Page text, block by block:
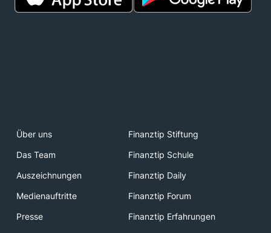
Über uns
Finanztip Stiftung
Das Team
Finanztip Schule
Auszeichnungen
Finanztip Daily
Medienauftritte
Finanztip Forum
Presse
Finanztip Erfahrungen